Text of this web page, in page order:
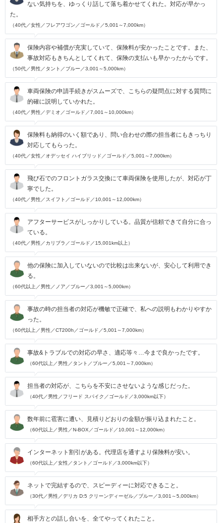
ない気持ちを、ゆっくり話して落ち着かせてくれた。対応が早かっ
た。
（40代／女性／フレアワゴン／ゴールド／5,001～7,000km）
保険内容や補償が充実していて、保険料が安かったことです。また、
事故対応もきちんとしてくれて、保険の支払いも早かったからです。
（50代／男性／タント／ブルー／3,001～5,000km）
車両保険の申請手続きがスムーズで、こちらの疑問点に対する質問に
的確に説明していかれた。
（40代／男性／デミオ／ゴールド／7,001～10,000km）
保険料も納得のいく額であり、問い合わせの際の担当者にもきっちり
対応してもらった。
（40代／女性／オデッセイ ハイブリッド／ゴールド／5,001～7,000km）
飛び石でのフロントガラス交換にて車両保険を使用したが、対応が丁
寧でした。
（40代／男性／スイフト／ゴールド／10,001～12,000km）
アフターサービスがしっかりしている。品質が信頼できて自分に合っ
ている。
（40代／男性／カリブラ／ゴールド／15,001km以上）
他の保険に加入していないので比較は出来ないが、安心して利用でき
る。
（60代以上／男性／ノア／ブルー／3,001～5,000km）
事故の時の担当者の対応が機敏で正確で、私への説明もわかりやすか
った。
（60代以上／男性／CT200h／ゴールド／5,001～7,000km）
事故&トラブルでの対応の早さ、適応等々…今まで良かったです。
（60代以上／男性／タント／ブルー／5,001～7,000km）
担当者の対応が、こちらを不安にさせないような感じだった。
（40代／男性／フリード スパイク／ゴールド／3,000km以下）
数年前に雹害に遭い、見積りどおりの金額が振り込まれたこと。
（60代以上／男性／N-BOX／ゴールド／10,001～12,000km）
インターネット割引がある。代理店を通すより保険料が安い。
（60代以上／女性／タント／ゴールド／3,000km以下）
ネットで完結するので、スピーディーに対応できること。
（30代／男性／デリカ D:5 クリーンディーゼル／ブルー／3,001～5,000km）
相手方との話し合いを、全てやってくれたこと。